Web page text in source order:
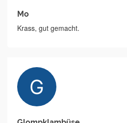
Mo
Krass, gut gemacht.